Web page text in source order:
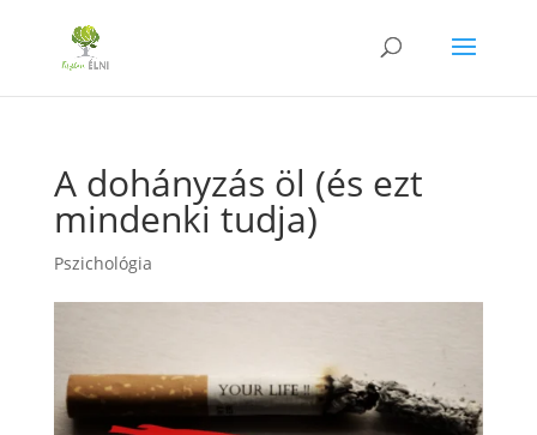
A dohányzás öl (és ezt
mindenki tudja)
Pszichológia